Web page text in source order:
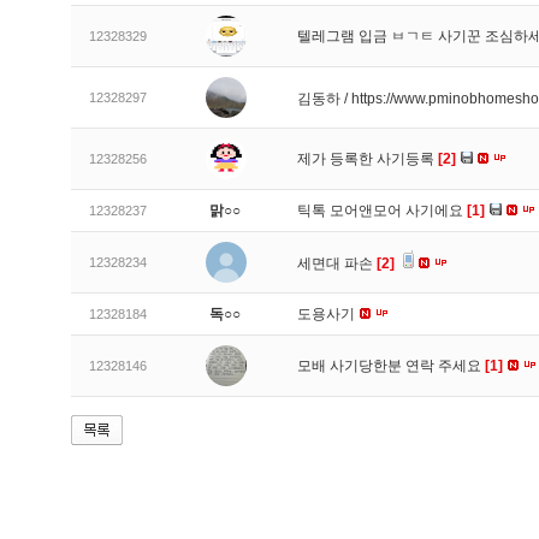
12328329 텔레그램 입금 ㅂㄱㅌ 사기꾼 조심하
12328297 김동하 / https://
12328256 제가 등록한 사기등록 [2]
12328237 맑○○ 틱톡 모어앤모어 사기에요 [1]
12328234 세면대 파손 [2]
12328184 독○○ 도용사기
12328146 모배 사기당한분 연락 주세요 [1]